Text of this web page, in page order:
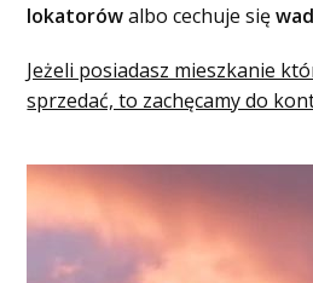
lokatorówalbo cechuje się
Jeżeli posiadasz mieszkanie
sprzedać, to zachęcamy do